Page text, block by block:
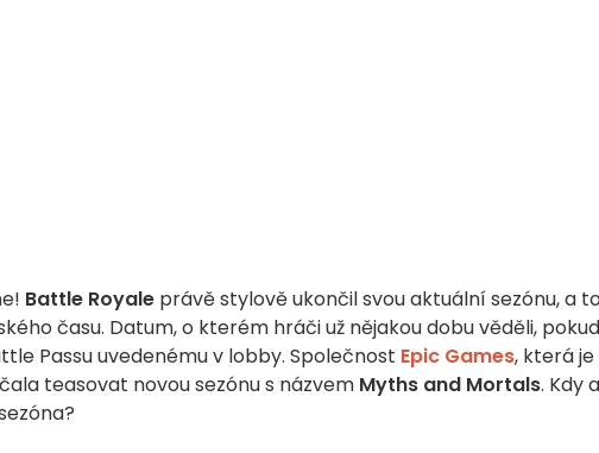
Battle Royale právě stylově ukončil svou aktuální sezónu, a
času. Datum, o kterém hráči už nějakou dobu věděli, pokud
Passu uvedenému v lobby. Společnost Epic Games, která je
teasovat novou sezónu s názvem Myths and Mortals. Kdy